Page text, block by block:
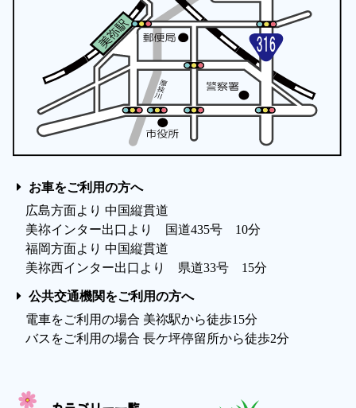
お車をご利用の方へ
広島方面より 中国縦貫道
美祢インター出口より 国道435号 10分
福岡方面より 中国縦貫道
美祢西インター出口より 県道33号 15分
公共交通機関をご利用の方へ
電車をご利用の場合 美祢駅から徒歩15分
バスをご利用の場合 長ケ坪停留所から徒歩2分